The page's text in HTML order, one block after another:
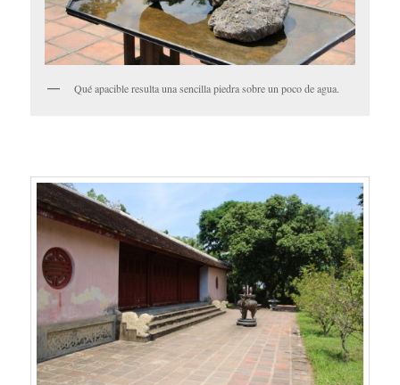
Qué apacible resulta una sencilla piedra sobre un poco de agua.